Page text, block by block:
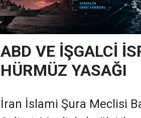
ABD VE İŞGALCİ
HÜRMÜZ YASAĞI
İran İslami Şura Meclisi